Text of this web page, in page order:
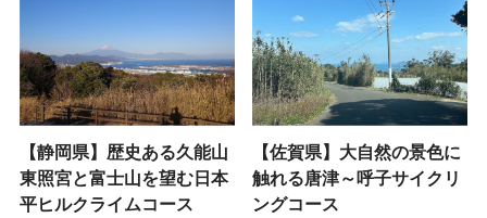
【静岡県】歴史ある久能山
東照宮と富士山を望む日本
平ヒルクライムコース
【佐賀県】大自然の景色に
触れる唐津～呼子サイクリ
ングコース